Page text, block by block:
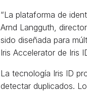
“La plataforma de
Arnd Langguth,
sido diseñada para
Iris Accelerator de Iris
La tecnología Iris ID
detectar duplicados.